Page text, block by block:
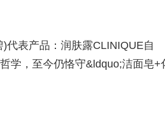
代表产品：润肤露CLINIQUE自
学，至今仍恪守&ldquo;洁面皂+